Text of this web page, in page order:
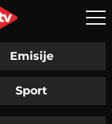
Emisije
Sport